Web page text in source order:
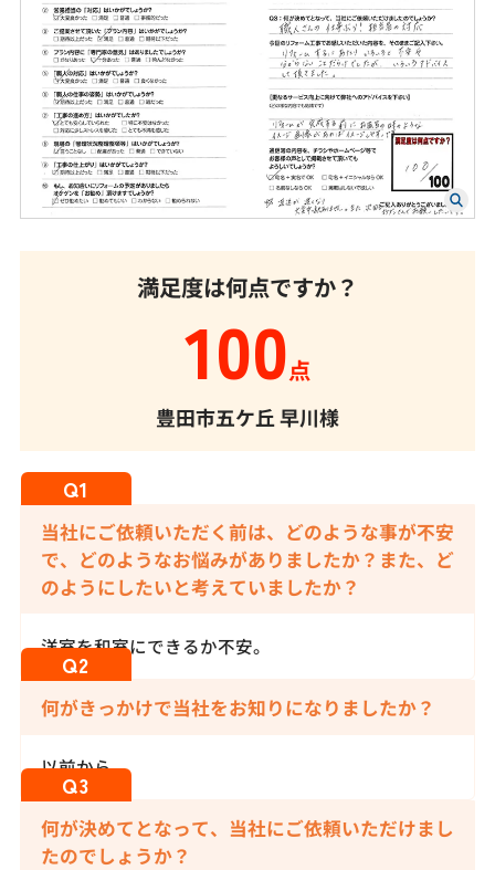
満足度は何点ですか？
100点
豊田市五ケ丘早川様
当社にご依頼いただく前は、どのような事が不安
で、どのようなお悩みがありましたか？また、ど
のようにしたいと考えていましたか？
洋室を和室にできるか不安。
何がきっかけで当社をお知りになりましたか？
以前から。
何が決めてとなって、当社にご依頼いただけまし
たのでしょうか？